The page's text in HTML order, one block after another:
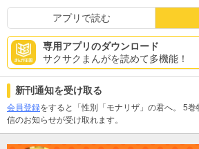
アプリで読む
専用アプリのダウンロード
サクサクまんがを読めて多機能！
新刊通知を受け取る
会員登録をすると「性別「モナリザ」の君へ。 5
信のお知らせが受け取れます。